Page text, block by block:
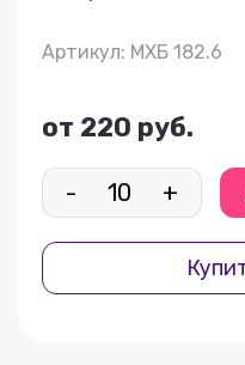
Артикул: МХБ 182.6
от 220 руб.
- +